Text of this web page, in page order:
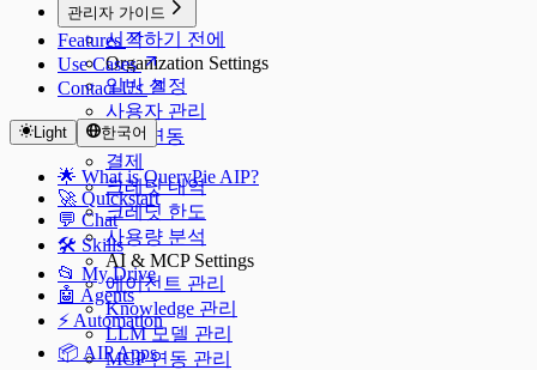
관리자 가이드
시작하기 전에
Organization Settings
일반 설정
사용자 관리
SSO 연동
결제
크레딧 내역
크레딧 한도
사용량 분석
AI & MCP Settings
에이전트 관리
Knowledge 관리
LLM 모델 관리
MCP 연동 관리
Features
Use Cases
Contact Us
Light 한국어
🌟 What is QueryPie AIP?
🚀 Quickstart
💬 Chat
🛠️ Skills
📂 My Drive
🤖 Agents
⚡️ Automation
📦 AIP Apps